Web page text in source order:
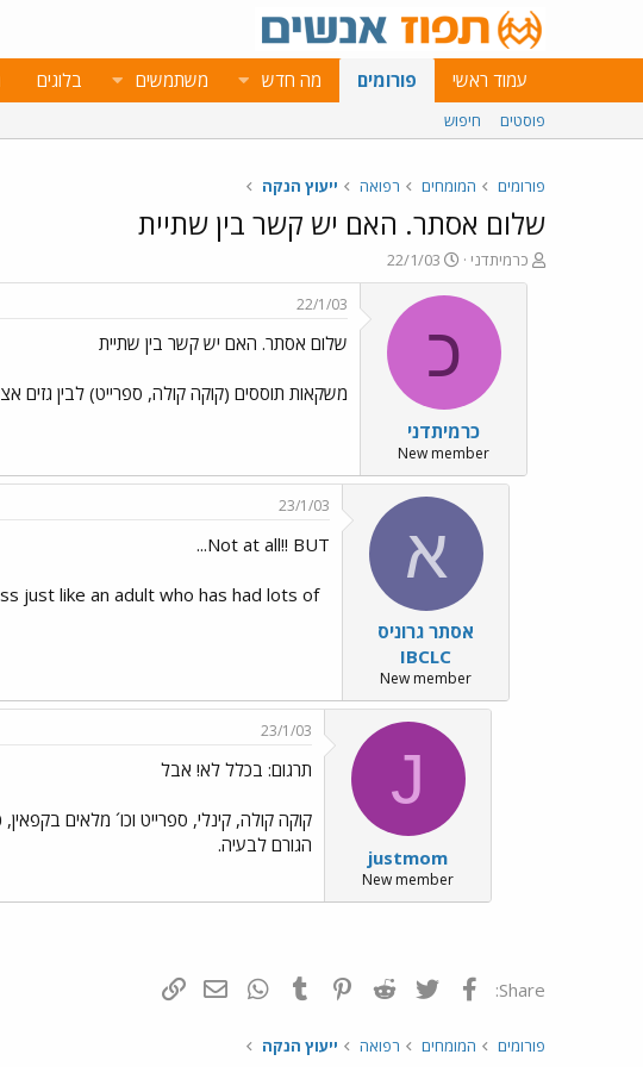
עמוד ראשי פורומים מה חדש משתמשים בלוגים
פוסטים חיפוש
פורומים המומחים רפואה ייעוץ הנקה
שלום אסתר. האם יש קשר בין שתיית
פ
ו
כרמיתדני
פ
ו
ר
ם
ב
א
ר
י
ך
22/1/03
כ
כרמיתדני
New member
22/1/03
שלום אסתר. האם יש קשר בין שתיית
משקאות תוססים (קוקה קולה, ספרייט) לבין גזים
א
אסתר גרוניס
IBCLC
New member
23/1/03
Not at all!! BUT...
just like an adult who has had lots of
J
justmom
New member
23/1/03
תרגום: בכלל לא! אבל
קוקה קולה, קינלי, ספרייט וכו´ מלאים
הגורם לבעיה.
Share: פייסבוק Twitter
Reddit
Pinterest
Tumblr
WhatsAppדואר אלקטרוני
פורומים המומחים רפואה ייעוץ הנקה